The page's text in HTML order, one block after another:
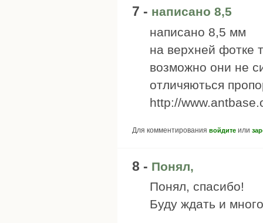
7 - написано 8,5
написано 8,5 мм
на верхней фотке
возможно они не
отличяються
http://
Для комментирования войдите или
8 - Понял,
Понял, спасибо!
Буду ждать и